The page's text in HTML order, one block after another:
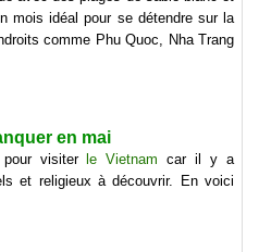
mois idéal pour se détendre sur la
comme Phu Quoc, Nha Trang
en mai
visiter le Vietnam car il y a
et religieux à découvrir. En voici